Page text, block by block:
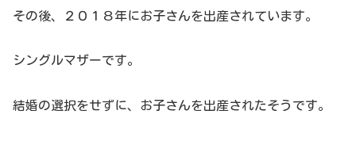
その後、２０１８年にお子さんを出産されています。
シングルマザーです。
結婚の選択をせずに、お子さんを出産されたそうです。